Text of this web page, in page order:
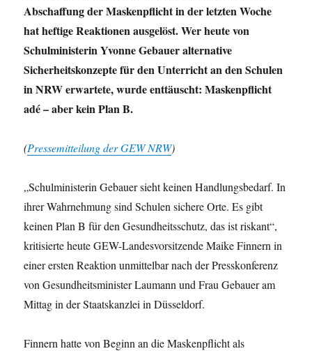
Abschaffung der Maskenpflicht in der letzten Woche
hat heftige Reaktionen ausgelöst. Wer heute von
Schulministerin Yvonne Gebauer alternative
Sicherheitskonzepte für den Unterricht an den Schulen
in NRW erwartete, wurde enttäuscht: Maskenpflicht
adé – aber kein Plan B.
(Pressemitteilung der GEW NRW)
„Schulministerin Gebauer sieht keinen Handlungsbedarf. In
ihrer Wahrnehmung sind Schulen sichere Orte. Es gibt
keinen Plan B für den Gesundheitsschutz, das ist riskant“,
kritisierte heute GEW-Landesvorsitzende Maike Finnern in
einer ersten Reaktion unmittelbar nach der Presskonferenz
von Gesundheitsminister Laumann und Frau Gebauer am
Mittag in der Staatskanzlei in Düsseldorf.
Finnern hatte von Beginn an die Maskenpflicht als